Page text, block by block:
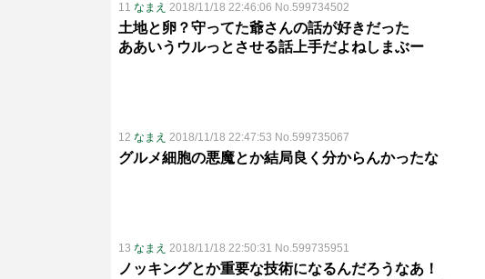
11 なまえ 2018/11/18 22:46:06 No.599734502
土地と卵？守ってた爺さんの話が好きだった
ああいうウルっとさせる話上手だよねしまぶー
12 なまえ 2018/11/18 22:47:53 No.599735067
グルメ細胞の悪魔とか結局良く分からんかったな
13 なまえ 2018/11/18 22:50:31 No.599735951
ノッキングとか重要な技術になるんだろうなあ！